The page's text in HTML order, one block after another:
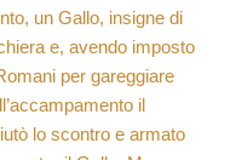
un Gallo, insigne di
e, avendo imposto
per gareggiare
il
lo scontro e armato